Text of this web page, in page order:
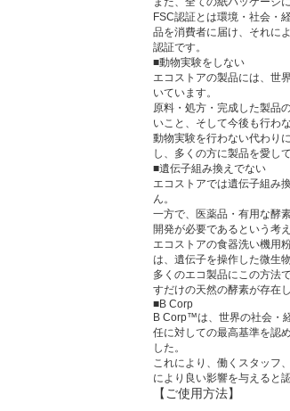
FSC認証とは環境・社会・
品を消費者に届け、それに
認証です。
■動物実験をしない
エコストアの製品には、世
いています。
原料・処方・完成した製品
いこと、そして今後も行わ
動物実験を行わない代わり
し、多くの方に製品を愛し
■遺伝子組み換えでない
エコストアでは遺伝子組み
ん。
一方で、医薬品・有用な酵
開発が必要であるという考
エコストアの食器洗い機用
は、遺伝子を操作した微生
多くのエコ製品にこの方法
すだけの天然の酵素が存在
■B Corp
B Corp™は、世界の社会・
任に対しての最高基準を認
した。
これにより、働くスタッフ
により良い影響を与えると
【ご使用方法】